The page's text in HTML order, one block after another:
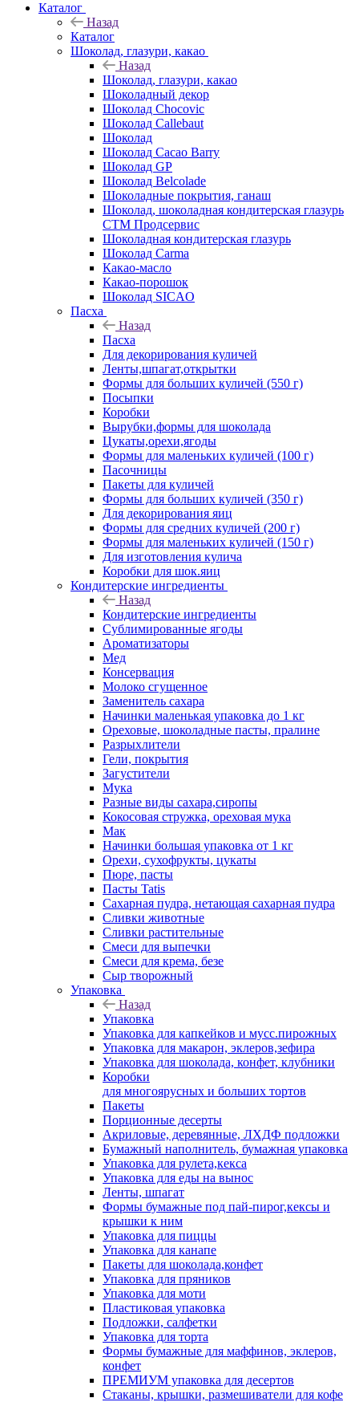
Каталог
Назад
Каталог
Шоколад, глазури, какао
Назад
Шоколад, глазури, какао
Шоколадный декор
Шоколад Chocovic
Шоколад Callebaut
Шоколад
Шоколад Cacao Barry
Шоколад GP
Шоколад Belcolade
Шоколадные покрытия, ганаш
Шоколад, шоколадная кондитерская глазурь
СТМ Продсервис
Шоколадная кондитерская глазурь
Шоколад Carma
Какао-масло
Какао-порошок
Шоколад SICAO
Пасха
Назад
Пасха
Для декорирования куличей
Ленты,шпагат,открытки
Формы для больших куличей (550 г)
Посыпки
Коробки
Вырубки,формы для шоколада
Цукаты,орехи,ягоды
Формы для маленьких куличей (100 г)
Пасочницы
Пакеты для куличей
Формы для больших куличей (350 г)
Для декорирования яиц
Формы для средних куличей (200 г)
Формы для маленьких куличей (150 г)
Для изготовления кулича
Коробки для шок.яиц
Кондитерские ингредиенты
Назад
Кондитерские ингредиенты
Сублимированные ягоды
Ароматизаторы
Мед
Консервация
Молоко сгущенное
Заменитель сахара
Начинки маленькая упаковка до 1 кг
Ореховые, шоколадные пасты, пралине
Разрыхлители
Гели, покрытия
Загустители
Мука
Разные виды сахара,сиропы
Кокосовая стружка, ореховая мука
Мак
Начинки большая упаковка от 1 кг
Орехи, сухофрукты, цукаты
Пюре, пасты
Пасты Tatis
Сахарная пудра, нетающая сахарная пудра
Сливки животные
Сливки растительные
Смеси для выпечки
Смеси для крема, безе
Сыр творожный
Упаковка
Назад
Упаковка
Упаковка для капкейков и мусс.пирожных
Упаковка для макарон, эклеров,зефира
Упаковка для шоколада, конфет, клубники
Коробки
для многоярусных и больших тортов
Пакеты
Порционные десерты
Акриловые, деревянные, ЛХДФ подложки
Бумажный наполнитель, бумажная упаковка
Упаковка для рулета,кекса
Упаковка для еды на вынос
Ленты, шпагат
Формы бумажные под пай-пирог,кексы и
крышки к ним
Упаковка для пиццы
Упаковка для канапе
Пакеты для шоколада,конфет
Упаковка для пряников
Упаковка для моти
Пластиковая упаковка
Подложки, салфетки
Упаковка для торта
Формы бумажные для маффинов, эклеров,
конфет
ПРЕМИУМ упаковка для десертов
Стаканы, крышки, размешиватели для кофе